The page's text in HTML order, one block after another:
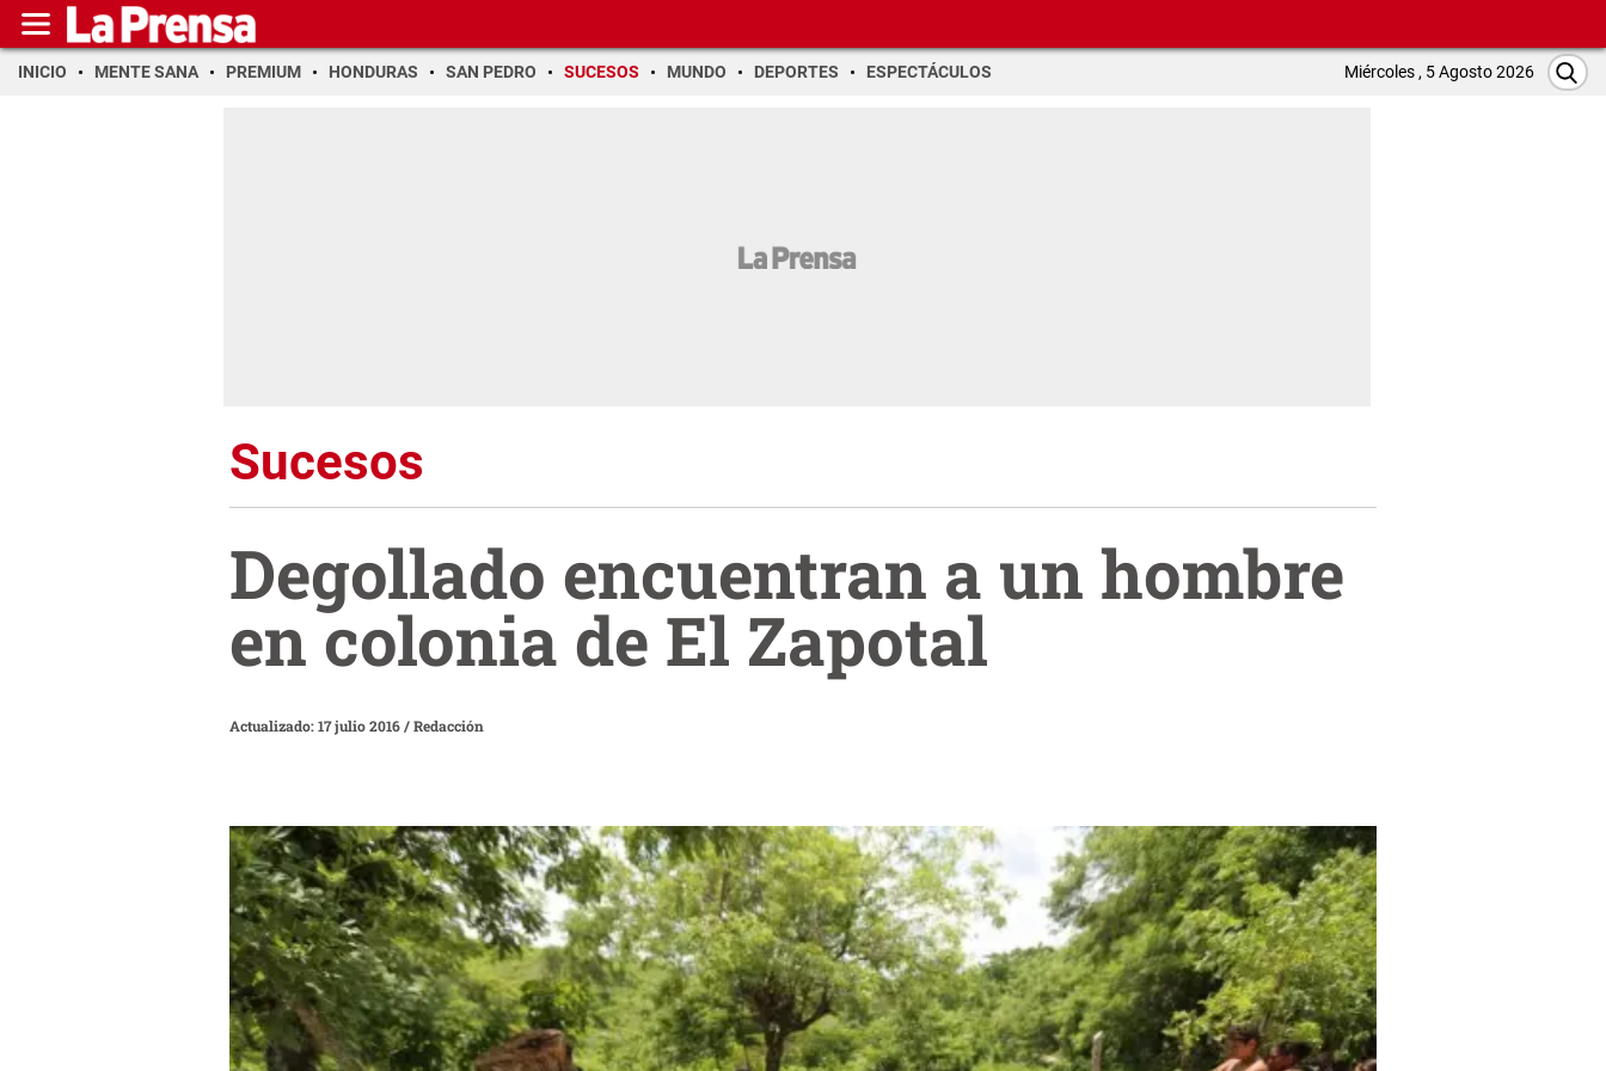
INICIO MENTE SANA PREMIUM HONDURAS SAN PEDRO SUCESOS MUNDO DEPORTES ESPECTÁCULOS Miércoles , 5 Agosto 2026
Sucesos
Degollado encuentran a un hombre
en colonia de El Zapotal
Actualizado: 17 julio 2016/Redacción